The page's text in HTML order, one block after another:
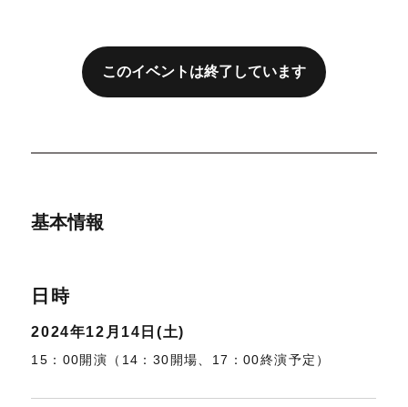
このイベントは終了しています
基本情報
日時
2024年12月14日(土)
15：00開演（14：30開場、17：00終演予定）